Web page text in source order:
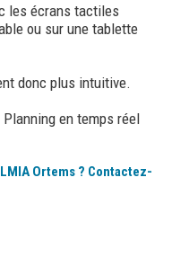
les écrans tactiles
ou sur une tablette
donc plus intuitive.
en temps réel
Ortems ? Contactez-